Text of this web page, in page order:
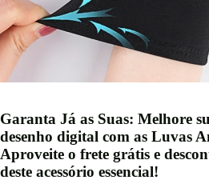
Garanta Já as Suas: Melhore
desenho digital com as Luvas
Aproveite o frete grátis e
deste acessório essencial!